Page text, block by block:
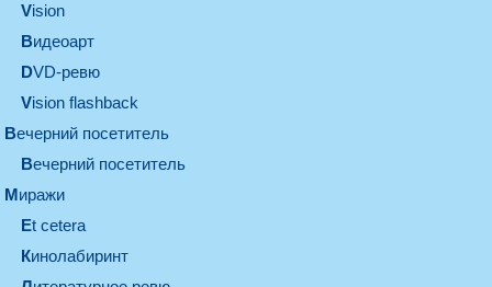
vision
видеоарт
DVD-ревю
Vision flashback
вечерний посетитель
вечерний посетитель
миражи
et cetera
кинолабиринт